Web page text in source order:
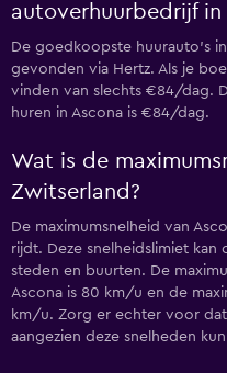
autoverhuurbedrijf in
De goedkoopste huurauto's
gevonden via Hertz. Als je
vinden van slechts €84/dag.
huren in Ascona is €84/dag.
Wat is de
Zwitserland?
De maximumsnelheid van
rijdt. Deze snelheidslimiet
steden en buurten. De
Ascona is 80 km/u en de
km/u. Zorg er echter voor
aangezien deze snelheden